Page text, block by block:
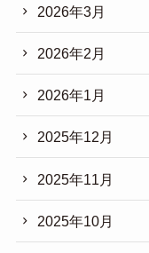
2026年3月
2026年2月
2026年1月
2025年12月
2025年11月
2025年10月